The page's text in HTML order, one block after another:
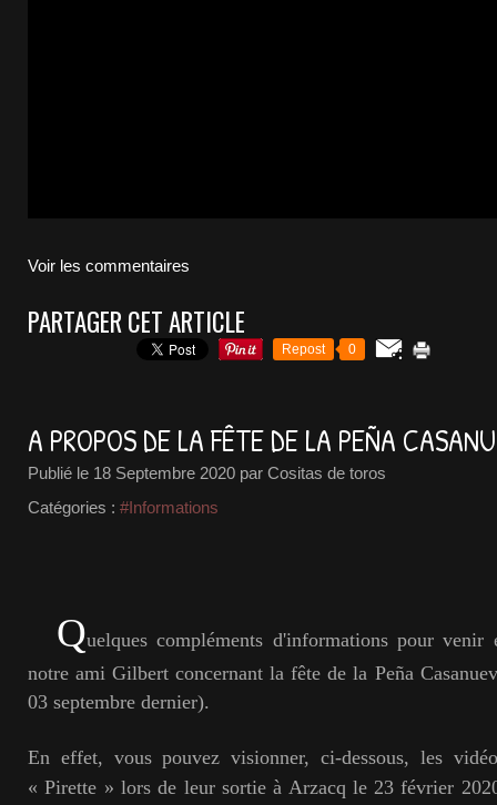
Voir les commentaires
PARTAGER CET ARTICLE
Repost 0
A PROPOS DE LA FÊTE DE LA PEÑA
Publié le 18 Septembre 2020 par Cositas de toros
Catégories : #Informations
Quelques compléments d'informations pour venir
notre ami Gilbert concernant la fête de la Peña
03 septembre dernier).
En effet, vous pouvez visionner, ci-dessous, les
« Pirette » lors de leur sortie à Arzacq le 23 février